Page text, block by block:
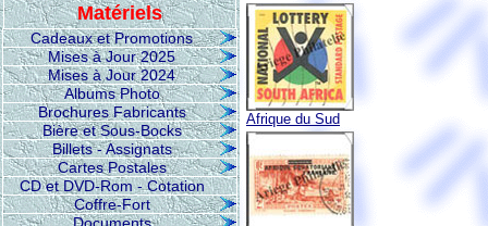
Matériels
Cadeaux et Promotions
Mises à Jour 2025
Mises à Jour 2024
Albums Photo
Brochures Fabricants
Bière et Sous-Bocks
Billets - Assignats
Cartes Postales
CD et DVD-Rom - Cotation
Coffre-Fort
Afrique du Sud